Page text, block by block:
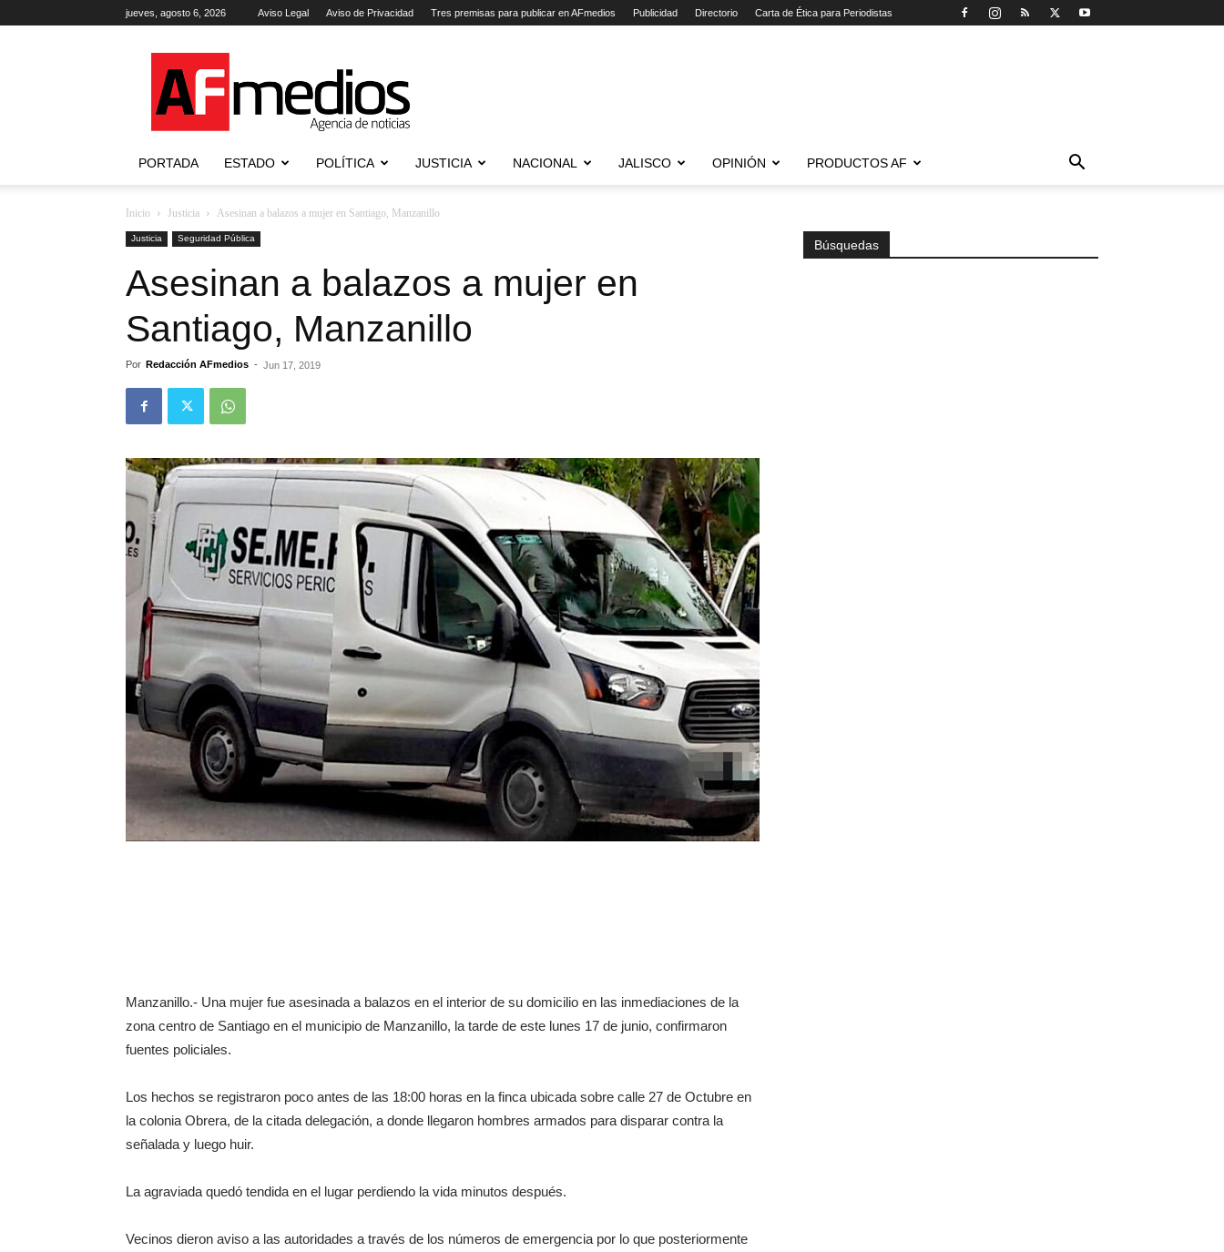
jueves, agosto 6, 2026 Aviso Legal Aviso de Privacidad Tres premisas para publicar en AFmedios Publicidad Directorio Carta de Ética para Periodistas
Agencia
de
Noticias
PORTADA ESTADO POLÍTICA JUSTICIA NACIONAL JALISCO OPINIÓN PRODUCTOS AF
Inicio Justicia Asesinan a balazos a mujer en Santiago, Manzanillo
Justicia Seguridad Pública
Asesinan a balazos a mujer en
Santiago, Manzanillo
Por Redacción AFmedios - Jun 17, 2019
Manzanillo.- Una mujer fue asesinada a balazos en el interior de su domicilio en las inmediaciones de la
zona centro de Santiago en el municipio de Manzanillo, la tarde de este lunes 17 de junio, confirmaron
fuentes policiales.
Los hechos se registraron poco antes de las 18:00 horas en la finca ubicada sobre calle 27 de Octubre en
la colonia Obrera, de la citada delegación, a donde llegaron hombres armados para disparar contra la
señalada y luego huir.
La agraviada quedó tendida en el lugar perdiendo la vida minutos después.
Vecinos dieron aviso a las autoridades a través de los números de emergencia por lo que posteriormente
Búsquedas